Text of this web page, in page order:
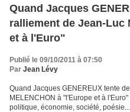
Quand Jacques
ralliement de Jean-Luc
et à l'Euro"
Publié le 09/10/2011 à 07:50
Par Jean Lévy
Quand Jacques GENEREUX tente
MELENCHON à "l'Europe et à
politique, économie, société,